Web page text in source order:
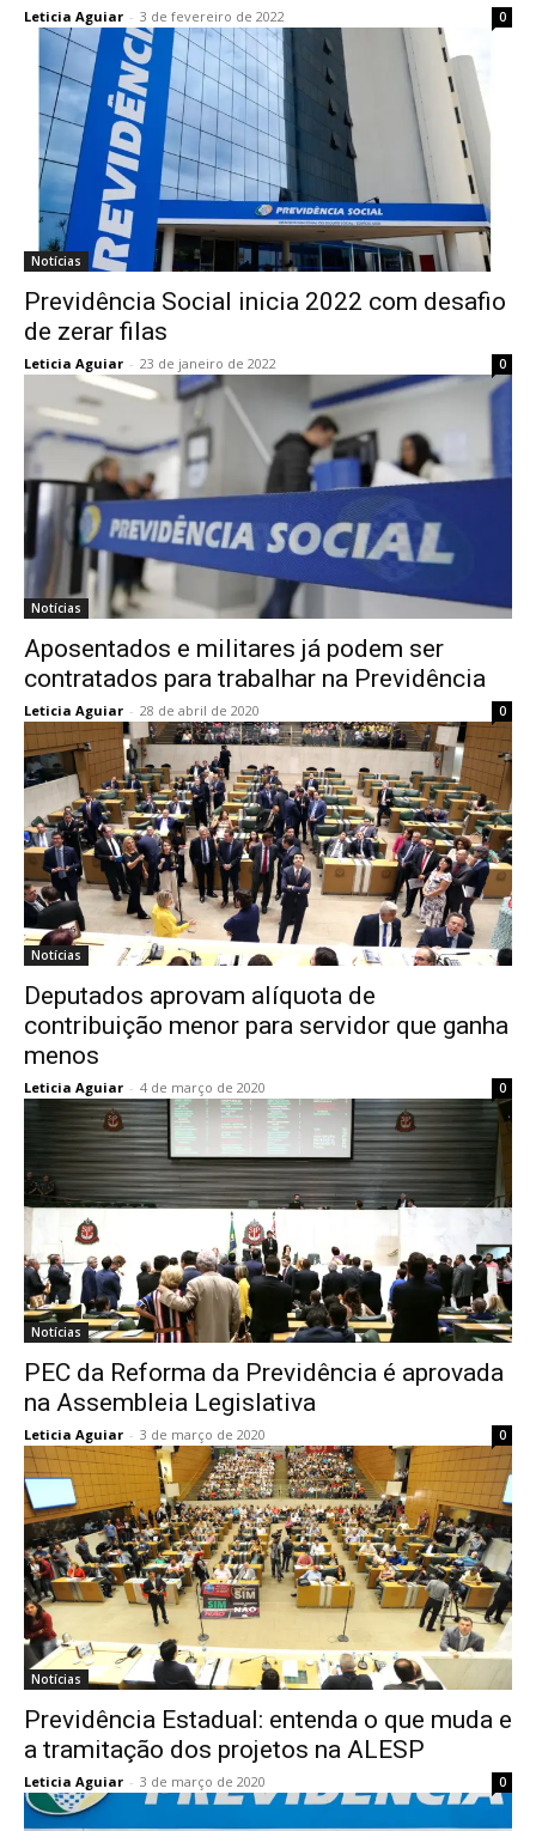
Leticia Aguiar - 3 de fevereiro de 2022 0
Notícias
Previdência Social inicia 2022 com desafio
de zerar filas
Leticia Aguiar - 23 de janeiro de 2022 0
Notícias
Aposentados e militares já podem ser
contratados para trabalhar na Previdência
Leticia Aguiar - 28 de abril de 2020 0
Notícias
Deputados aprovam alíquota de
contribuição menor para servidor que ganha
menos
Leticia Aguiar - 4 de março de 2020 0
Notícias
PEC da Reforma da Previdência é aprovada
na Assembleia Legislativa
Leticia Aguiar - 3 de março de 2020 0
Notícias
Previdência Estadual: entenda o que muda e
a tramitação dos projetos na ALESP
Leticia Aguiar - 3 de março de 2020 0